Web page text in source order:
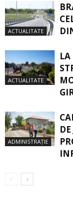
ACTUALITATE
ACTUALITATE
LA
ADMINISTRAȚIE